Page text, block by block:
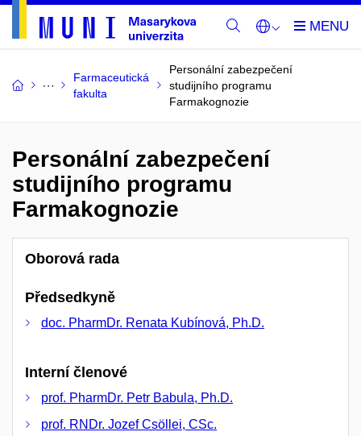
Farmaceutická
fakulta
Personální zabezpečení
studijního programu
Farmakognozie
Personální zabezpečení
studijního programu
Farmakognozie
Oborová rada
Předsedkyně
doc. PharmDr. Renata Kubínová, Ph.D.
Interní členové
prof. PharmDr. Petr Babula, Ph.D.
prof. RNDr. Jozef Csöllei, CSc.